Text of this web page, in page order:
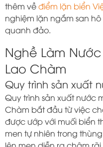
thêm vềđiểm lặn biển
nghiệm lặn ngắm san
quanh đảo.
Nghề Làm
Lao Chàm
Quy trình sản xuất
Quy trình sản xuất nước
Chàm bắt đầu từ việc
được ướp với muối biển
men tự nhiên trong